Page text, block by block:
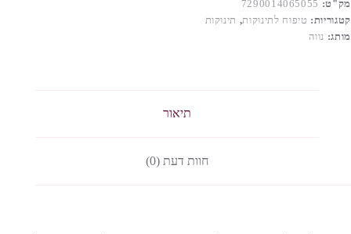
מק"ט: 7290014065055
קטגוריות: טיפוח לתינוקות, תינוקות
מותג: נווה
תיאור
חוות דעת (0)